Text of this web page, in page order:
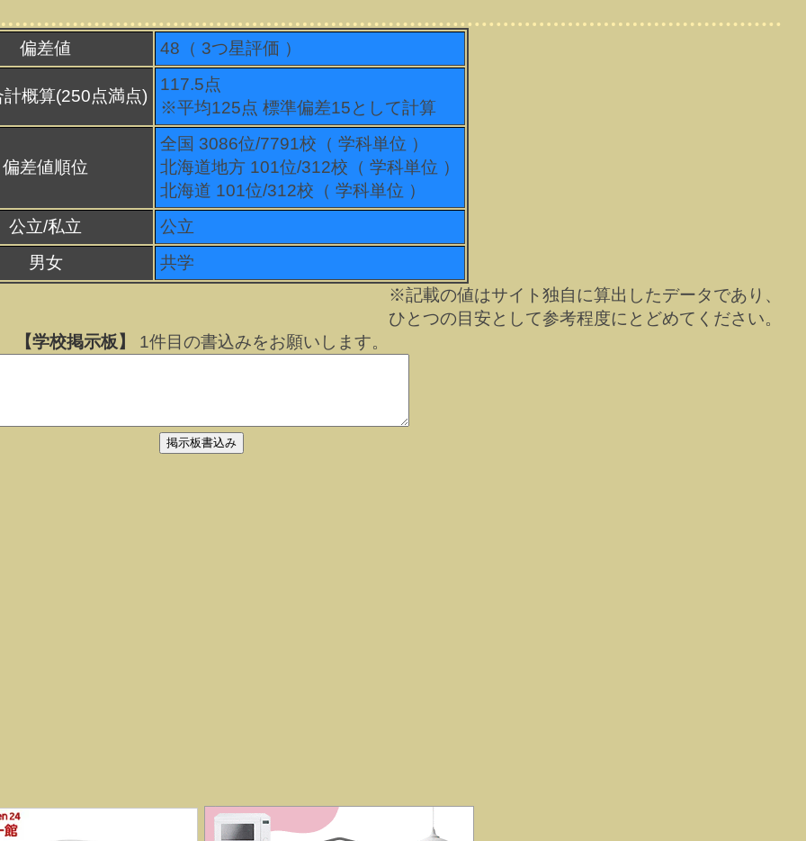
偏差値 48（ 3つ星評価 ）
概算(250点満点)
117.5点
※平均125点 標準偏差15として計算
偏差値順位
全国 3086位/7791校（ 学科単位 ）
北海道地方 101位/312校（ 学科単位 ）
北海道 101位/312校（ 学科単位 ）
公立/私立
公立
男女
共学
※記載の値はサイト独自に算出したデータであり、
ひとつの目安として参考程度にとどめてください。
【学校掲示板】
1件目の書込みをお願いします。